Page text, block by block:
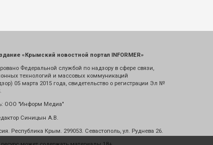
«Крымский новостной портал INFORMER»
Федеральной службой по надзору в сфере связи,
технологий и массовых коммуникаций
05 марта 2015 года, свидетельство о регистрации Эл №
ООО "Информ Медиа"
Синицын А.В.
Республика Крым. 299053. Севастополь, ул. Руднева 26.